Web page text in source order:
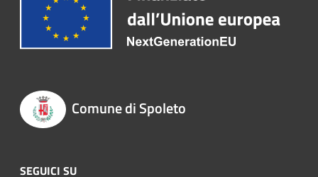
Comune di Spoleto
SEGUICI SU